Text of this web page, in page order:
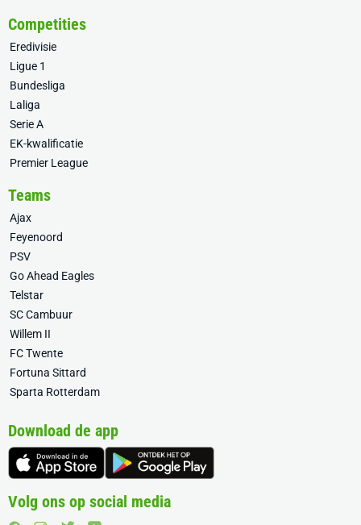
Competities
Eredivisie
Ligue 1
Bundesliga
Laliga
Serie A
EK-kwalificatie
Premier League
Teams
Ajax
Feyenoord
PSV
Go Ahead Eagles
Telstar
SC Cambuur
Willem II
FC Twente
Fortuna Sittard
Sparta Rotterdam
Download de app
Volg ons op social media